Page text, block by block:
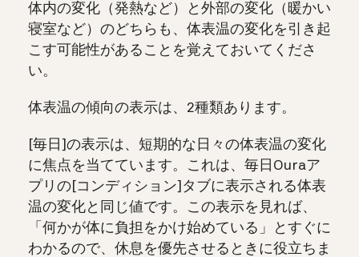
体内の変化（発熱など）と外部の変化（暖かい
寝室など）のどちらも、体表温の変化を引き起
こす可能性があることを覚えておいてくださ
い。
体表温の傾向の表示は、2種類あります。
[毎日]の表示は、短期的な日々の体表温の変化
に焦点を当てています。これは、毎日Ouraア
プリの[コンディション]タブに表示される体表
温の変化と同じ値です。この表示を見れば、
「何かが体に負担をかけ始めている」とすぐに
わかるので、休息を優先させるときに役立ちま